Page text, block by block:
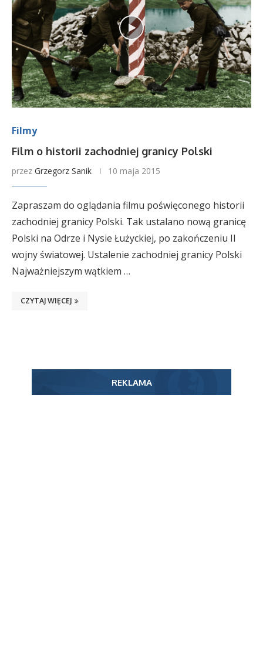
Filmy
Film o historii zachodniej granicy Polski
przez Grzegorz Sanik 10 maja 2015
Zapraszam do oglądania filmu poświęconego historii
zachodniej granicy Polski. Tak ustalano nową granicę
Polski na Odrze i Nysie Łużyckiej, po zakończeniu II
wojny światowej. Ustalenie zachodniej granicy Polski
Najważniejszym wątkiem …
CZYTAJ WIĘCEJ
REKLAMA